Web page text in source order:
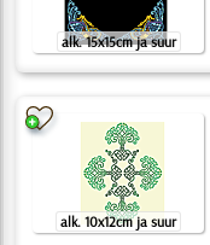
alk. 15x15cm ja suur
alk. 10x12cm ja suur